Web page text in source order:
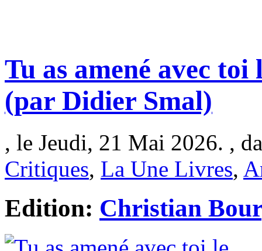
Tu as amené avec
(par Didier Smal)
, le Jeudi, 21 Mai 2026. ,
Critiques, La Une Livres,
Edition: Christian